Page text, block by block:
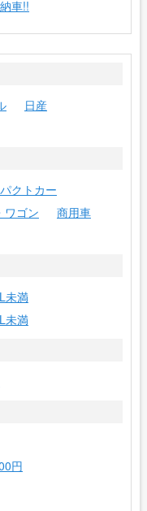
車!!
日産
クトカー
ワゴン
商用車
未満
未満
円